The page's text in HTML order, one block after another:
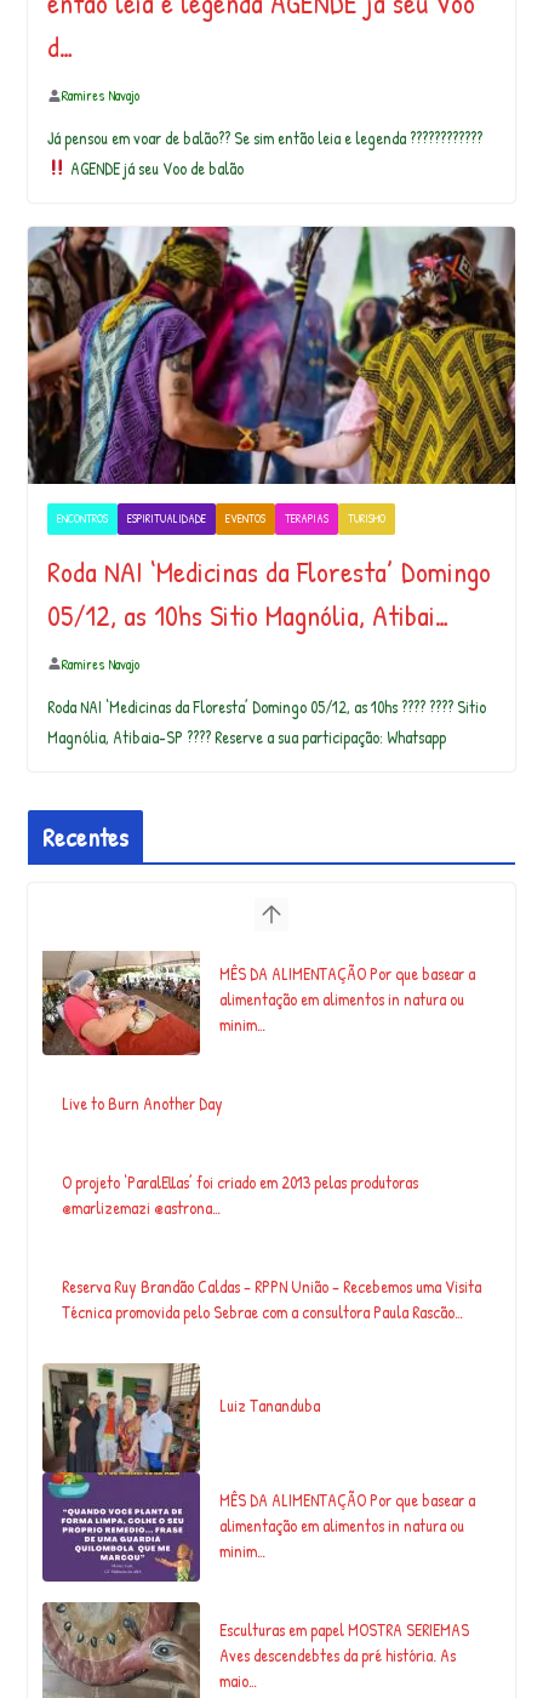
d…
Ramires Navajo
Já pensou em voar de balão?? Se sim então leia e legenda ????????????
AGENDE já seu Voo de balão
ENCONTROS ESPIRITUALIDADE EVENTOS TERAPIAS TURISMO
Roda NAI ‘Medicinas da Floresta’ Domingo
05/12, as 10hs Sitio Magnólia, Atibai…
Ramires Navajo
Roda NAI ‘Medicinas da Floresta’ Domingo 05/12, as 10hs ???? ???? Sitio
Magnólia, Atibaia-SP ???? Reserve a sua participação: Whatsapp
Recentes
MÊS DA ALIMENTAÇÃO Por que basear a
alimentação em alimentos in natura ou
minim…
Live to Burn Another Day
O projeto ‘ParalEllas’ foi criado em 2013 pelas produtoras
@marlizemazi @astrona…
Reserva Ruy Brandão Caldas – RPPN União – Recebemos uma Visita
Técnica promovida pelo Sebrae com a consultora Paula Rascão…
Luiz Tananduba
MÊS DA ALIMENTAÇÃO Por que basear a
alimentação em alimentos in natura ou
minim…
Esculturas em papel MOSTRA SERIEMAS
Aves descendebtes da pré história. As
maio…